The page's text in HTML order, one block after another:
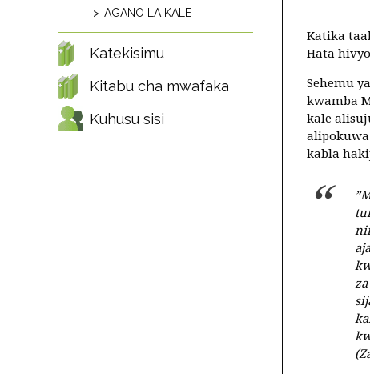
Katika
Hata
Sehemu
kwamba
kale
kabla
AGANO LA KALE
Katekisimu
Kitabu cha mwafaka
Kuhusu sisi